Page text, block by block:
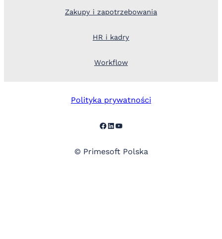
Zakupy i zapotrzebowania
HR i kadry
Workflow
Polityka prywatności
Facebook
LinkedIn
YouTube
© Primesoft Polska